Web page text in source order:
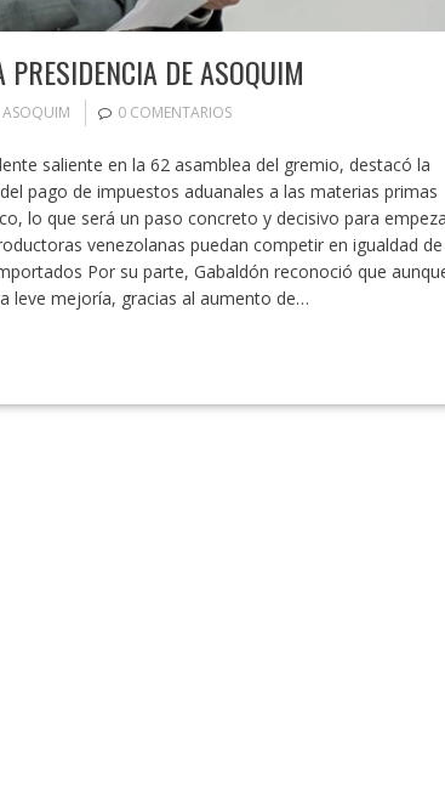
DE ASOQUIM
ASOQUIM 0 COMENTARIOS
saliente en la 62 asamblea del gremio, destacó la
pago de impuestos aduanales a las materias primas
lo que será un paso concreto y decisivo para
venezolanas puedan competir en igualdad de
Por su parte, Gabaldón reconoció que
leve mejoría, gracias al aumento de…